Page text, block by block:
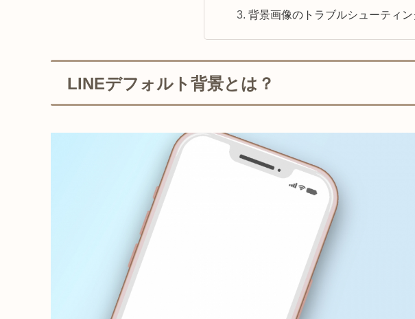
背景画像のトラブルシューティン
LINEデフォルト背景とは？